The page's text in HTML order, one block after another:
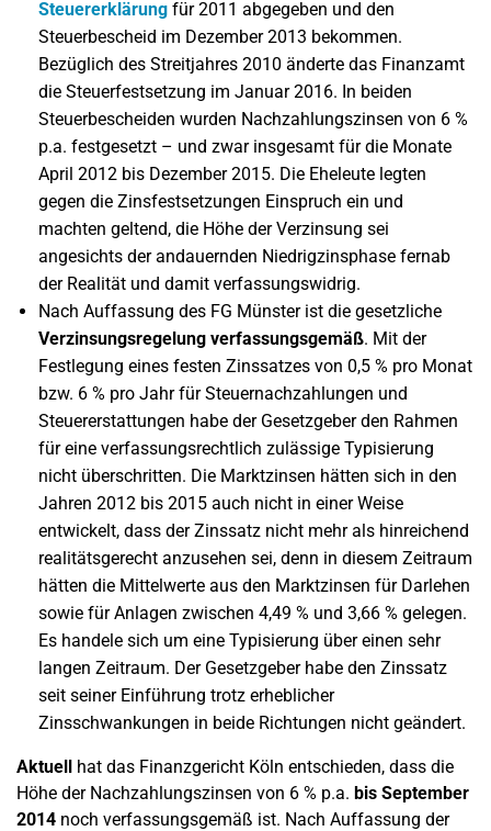
Steuererklärung für 2011 abgegeben und den
Steuerbescheid im Dezember 2013 bekommen.
Bezüglich des Streitjahres 2010 änderte das Finanzamt
die Steuerfestsetzung im Januar 2016. In beiden
Steuerbescheiden wurden Nachzahlungszinsen von 6 %
p.a. festgesetzt – und zwar insgesamt für die Monate
April 2012 bis Dezember 2015. Die Eheleute legten
gegen die Zinsfestsetzungen Einspruch ein und
machten geltend, die Höhe der Verzinsung sei
angesichts der andauernden Niedrigzinsphase fernab
der Realität und damit verfassungswidrig.
Nach Auffassung des FG Münster ist die gesetzliche
Verzinsungsregelung verfassungsgemäß. Mit der
Festlegung eines festen Zinssatzes von 0,5 % pro Monat
bzw. 6 % pro Jahr für Steuernachzahlungen und
Steuererstattungen habe der Gesetzgeber den Rahmen
für eine verfassungsrechtlich zulässige Typisierung
nicht überschritten. Die Marktzinsen hätten sich in den
Jahren 2012 bis 2015 auch nicht in einer Weise
entwickelt, dass der Zinssatz nicht mehr als hinreichend
realitätsgerecht anzusehen sei, denn in diesem Zeitraum
hätten die Mittelwerte aus den Marktzinsen für Darlehen
sowie für Anlagen zwischen 4,49 % und 3,66 % gelegen.
Es handele sich um eine Typisierung über einen sehr
langen Zeitraum. Der Gesetzgeber habe den Zinssatz
seit seiner Einführung trotz erheblicher
Zinsschwankungen in beide Richtungen nicht geändert.
Aktuell hat das Finanzgericht Köln entschieden, dass die
Höhe der Nachzahlungszinsen von 6 % p.a. bis September
2014 noch verfassungsgemäß ist. Nach Auffassung der